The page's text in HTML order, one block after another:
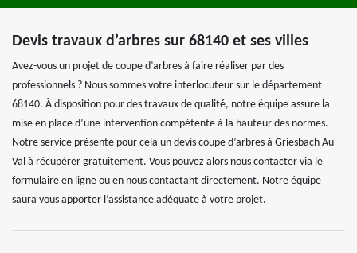
Devis travaux d’arbres sur 68140 et ses villes
Avez-vous un projet de coupe d’arbres à faire réaliser par des
professionnels ? Nous sommes votre interlocuteur sur le département
68140. À disposition pour des travaux de qualité, notre équipe assure la
mise en place d’une intervention compétente à la hauteur des normes.
Notre service présente pour cela un devis coupe d’arbres à Griesbach Au
Val à récupérer gratuitement. Vous pouvez alors nous contacter via le
formulaire en ligne ou en nous contactant directement. Notre équipe
saura vous apporter l’assistance adéquate à votre projet.